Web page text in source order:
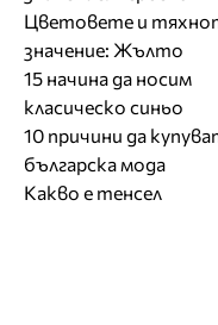
Цветовете и
значение: Жълто
15 начина да носим
класическо синьо
10 причини да
българска мода
Какво е тенсел